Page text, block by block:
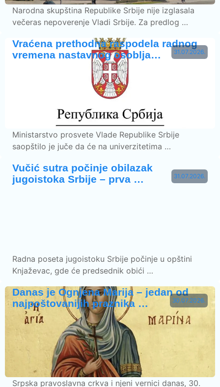
Narodna skupština Republike Srbije nije izglasala
večeras nepoverenje Vladi Srbije. Za predlog …
31.07.2026.
Vraćena prethodna raspodela radnog
vremena nastavnog osoblja…
Ministarstvo prosvete Vlade Republike Srbije
saopštilo je juče da će na univerzitetima …
31.07.2026.
Vučić sutra počinje obilazak
jugoistoka Srbije – prva …
Radna poseta jugoistoku Srbije počinje u opštini
Knjaževac, gde će predsednik obići …
30.07.2026.
Danas je Ognjena Marija – jedan od
najpoštovanijih praznika …
Srpska pravoslavna crkva i njeni vernici danas, 30.